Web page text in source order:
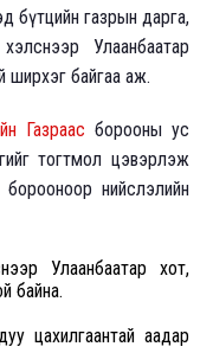
газрын дарга,
Улаанбаатар
ширхэг байгаа аж.
Газраас борооны ус
тогтмол цэвэрлэж
нийслэлийн
Улаанбаатар хот,
байна.
цахилгаантай аадар